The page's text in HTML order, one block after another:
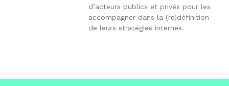
d’acteurs publics et privés pour les
accompagner dans la (re)définition
de leurs stratégies internes.